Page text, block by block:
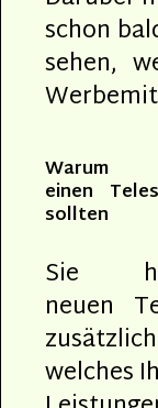
schon
sehen,
einen
sollten
Sie
neuen
welches